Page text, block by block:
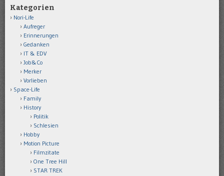
Kategorien
Nori-Life
Aufreger
Erinnerungen
Gedanken
IT & EDV
Job&Co
Merker
Vorlieben
Space-Life
Family
History
Politik
Schlesien
Hobby
Motion Picture
Filmzitate
One Tree Hill
STAR TREK